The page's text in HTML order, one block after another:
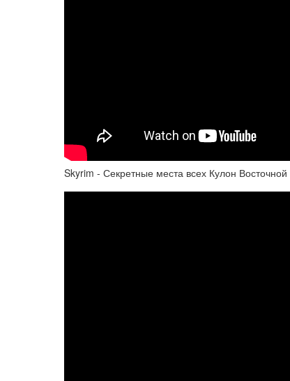
Skyrim - Секретные места всех Кулон